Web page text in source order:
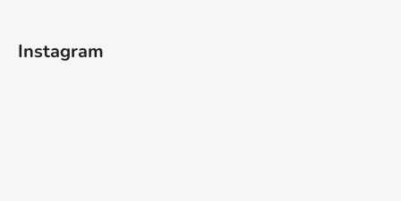
Instagram